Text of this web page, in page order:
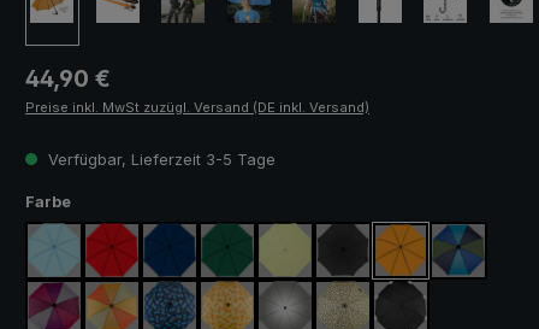
Regulärer Preis:
44,90 €
Preise inkl. MwSt zuzügl. Versand (DE inkl. Versand)
Verfügbar, Lieferzeit 3-5 Tage
Farbeauswählen
hellblau rot marineblaudunkelgrünhellgrün schwarzorange blau / grün
lila / rot / grauorange / gelbblau / grün kariert
gelb / orange kariert
silber, UV-Schutz 50+
camouflageschwarz, mit